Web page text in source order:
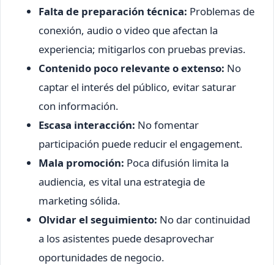
Falta de preparación técnica: Problemas de
conexión, audio o video que afectan la
experiencia; mitigarlos con pruebas previas.
Contenido poco relevante o extenso: No
captar el interés del público, evitar saturar
con información.
Escasa interacción: No fomentar
participación puede reducir el engagement.
Mala promoción: Poca difusión limita la
audiencia, es vital una estrategia de
marketing sólida.
Olvidar el seguimiento: No dar continuidad
a los asistentes puede desaprovechar
oportunidades de negocio.